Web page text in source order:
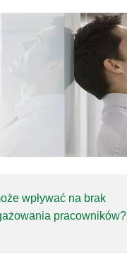
wpływać na brak
pracowników?